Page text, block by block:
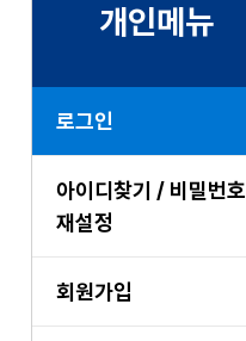
개인메뉴
로그인
아이디찾기 / 비밀번호
재설정
회원가입